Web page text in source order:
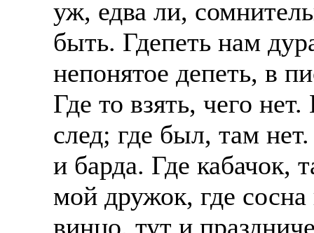
уж, едва ли,
быть. Гдепеть нам
непонятое депеть, в
Где то взять, чего
след; где был, там
и барда. Где кабачок,
мой дружок, где
винцо, тут и